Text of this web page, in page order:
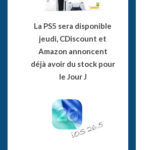
La PS5 sera disponible
jeudi, CDiscount et
Amazon annoncent
déjà avoir du stock pour
le Jour J